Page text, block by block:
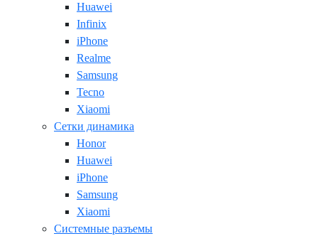
Huawei
Infinix
iPhone
Realme
Samsung
Tecno
Xiaomi
Сетки динамика
Honor
Huawei
iPhone
Samsung
Xiaomi
Системные разъемы